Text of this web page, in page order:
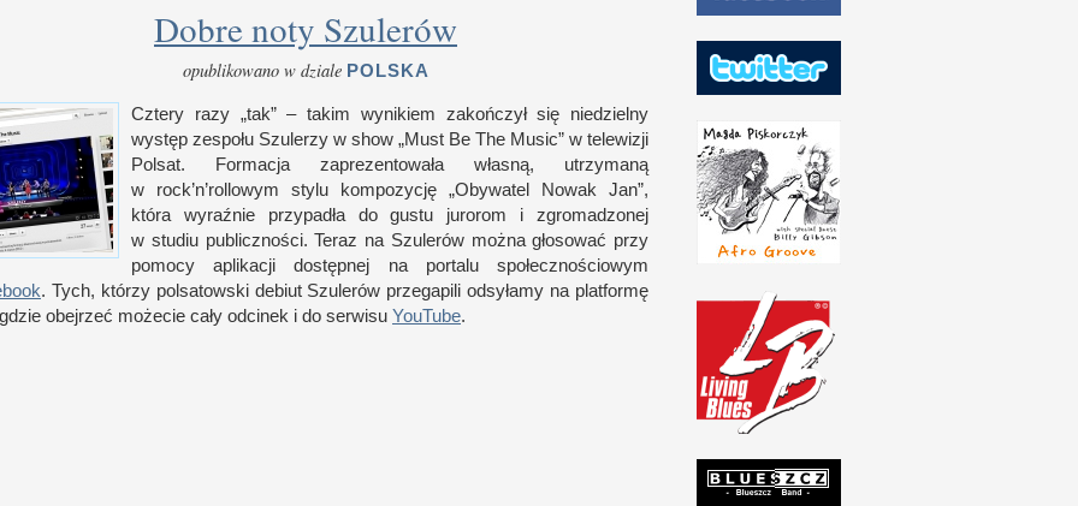
Dobre noty Szulerów
opublikowano w dziale POLSKA
Cztery razy „tak” – takim wynikiem zakoń­czył się nie­dzielny
występ zespołu Szulerzy w show „Must Be The Music” w telewizji
Pol­sat. For­macja zaprezen­towała własną, utrzymaną
w rock’n’rollowym stylu kom­pozycję „Obywatel Nowak Jan”,
która wyraź­nie przy­padła do gustu jurorom i zgromadzonej
w studiu publicz­no­ści. Teraz na Szulerów można głosować przy
pomocy aplikacji dostęp­nej na por­talu spo­łecz­no­ściowym
. Tych, którzy pol­satow­ski debiut Szulerów prze­gapili odsyłamy na plat­formę
obej­rzeć możecie cały odcinek i do ser­wisu YouTube.